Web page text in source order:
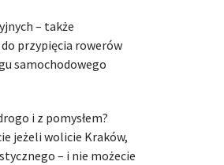
– także
przypięcia rowerów
samochodowego
i z pomysłem?
jeżeli wolicie Kraków,
– i nie możecie